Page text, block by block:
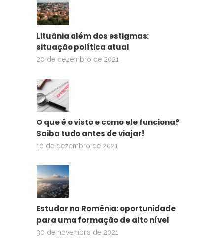
Lituânia além dos estigmas:
situação política atual
20 de dezembro de 2021
O que é o visto e como ele funciona?
Saiba tudo antes de viajar!
10 de dezembro de 2021
Estudar na Romênia: oportunidade
para uma formação de alto nível
30 de novembro de 2021